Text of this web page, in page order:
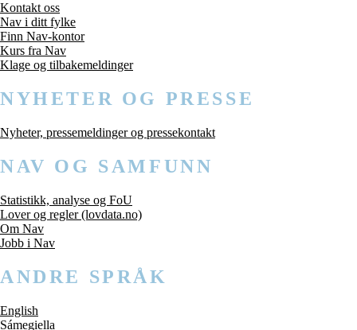
Kontakt oss
Nav i ditt fylke
Finn Nav-kontor
Kurs fra Nav
Klage og tilbakemeldinger
NYHETER OG PRESSE
Nyheter, pressemeldinger og pressekontakt
NAV OG SAMFUNN
Statistikk, analyse og FoU
Lover og regler (lovdata.no)
Om Nav
Jobb i Nav
ANDRE SPRÅK
English
Sámegiella